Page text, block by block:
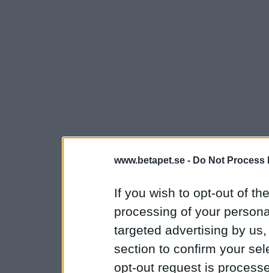
www.betapet.se - Do Not Process
If you wish to opt-out of
processing of your
targeted advertising by
section to confirm your
opt-out request is